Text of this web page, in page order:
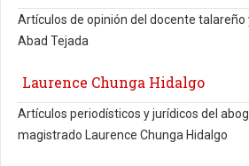
Artículos de opinión del docente
Abad Tejada
Laurence Chunga Hidalgo
Artículos periodísticos y jurídicos del
magistrado Laurence Chunga Hidalgo